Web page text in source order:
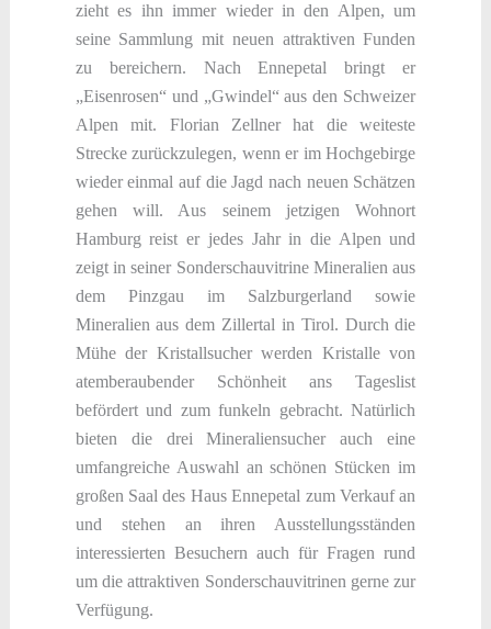
zieht es ihn immer wieder in den Alpen, um
seine Sammlung mit neuen attraktiven Funden
zu bereichern. Nach Ennepetal bringt er
„Eisenrosen“ und „Gwindel“ aus den Schweizer
Alpen mit. Florian Zellner hat die weiteste
Strecke zurückzulegen, wenn er im Hochgebirge
wieder einmal auf die Jagd nach neuen Schätzen
gehen will. Aus seinem jetzigen Wohnort
Hamburg reist er jedes Jahr in die Alpen und
zeigt in seiner Sonderschauvitrine Mineralien aus
dem Pinzgau im Salzburgerland sowie
Mineralien aus dem Zillertal in Tirol. Durch die
Mühe der Kristallsucher werden Kristalle von
atemberaubender Schönheit ans Tageslist
befördert und zum funkeln gebracht. Natürlich
bieten die drei Mineraliensucher auch eine
umfangreiche Auswahl an schönen Stücken im
großen Saal des Haus Ennepetal zum Verkauf an
und stehen an ihren Ausstellungsständen
interessierten Besuchern auch für Fragen rund
um die attraktiven Sonderschauvitrinen gerne zur
Verfügung.